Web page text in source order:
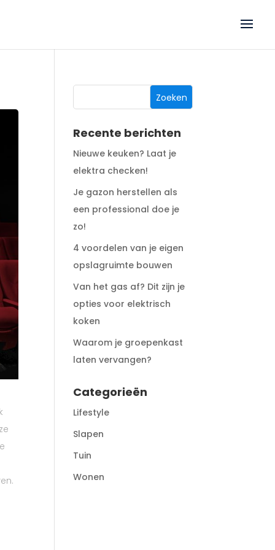
Recente berichten
Nieuwe keuken? Laat je
elektra checken!
Je gazon herstellen als
een professional doe je
zo!
4 voordelen van je eigen
opslagruimte bouwen
Van het gas af? Dit zijn je
opties voor elektrisch
koken
Waarom je groepenkast
laten vervangen?
Categorieën
Lifestyle
Slapen
Tuin
Wonen